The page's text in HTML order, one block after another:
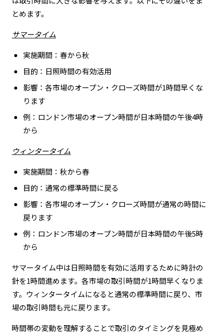
とめます。
サマータイム
実施期間：春から秋
目的：日照時間の有効活用
影響：各市場のオープン・クローズ時間が1時間早くな
ります
例：ロンドン市場のオープン時間が日本時間の午後4時
から
ウィンタータイム
実施期間：秋から春
目的：通常の標準時間に戻る
影響：各市場のオープン・クローズ時間が通常の時間に
戻ります
例：ロンドン市場のオープン時間が日本時間の午後5時
から
サマータイム中は日照時間を有効に活用するために時計の
針を1時間進めます。各市場の取引時間が1時間早くなりま
す。ウィンタータイムになると通常の標準時間に戻り、市
場の取引時間も元に戻ります。
時間帯の変動を理解することで取引のタイミングを見極め